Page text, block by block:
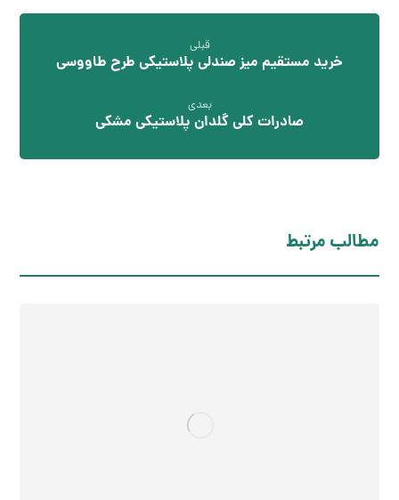
قبلی
خرید مستقیم میز صندلی پلاستیکی طرح طاووسی
بعدی
صادرات کلی گلدان پلاستیکی مشکی
مطالب مرتبط